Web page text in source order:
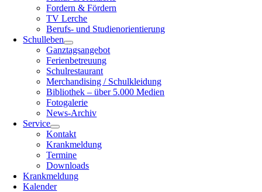
Fordern & Fördern
TV Lerche
Berufs- und Studienorientierung
Schulleben
Ganztagsangebot
Ferienbetreuung
Schulrestaurant
Merchandising / Schulkleidung
Bibliothek – über 5.000 Medien
Fotogalerie
News-Archiv
Service
Kontakt
Krankmeldung
Termine
Downloads
Krankmeldung
Kalender